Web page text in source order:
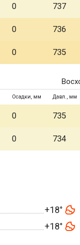
0 737
0 736
0 735
Осадки, мм Давл., мм
0 735
0 734
+18°
+18°